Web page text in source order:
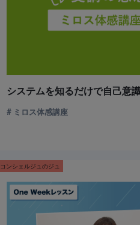
ミロス体感講座
コンシェルジュのジュ